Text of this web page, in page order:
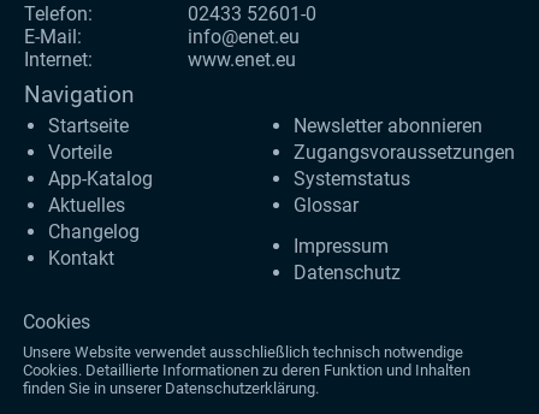
Telefon:
02433 52601-0
E-Mail:
info@enet.eu
Internet:
www.enet.eu
Navigation
Startseite
Vorteile
App-Katalog
Aktuelles
Changelog
Kontakt
Newsletter abonnieren
Zugangs­voraus­setzungen
Systemstatus
Glossar
Impressum
Datenschutz
Cookies
Unsere Website verwendet ausschließlich technisch notwendige
Cookies. Detaillierte Informationen zu deren Funktion und Inhalten
finden Sie in unserer Datenschutzerklärung.